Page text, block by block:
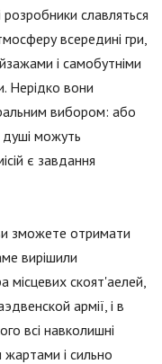
розробники славляться
всередині гри,
і самобутніми
Нерідко вони
вибором: або
душі можуть
є завдання
зможете отримати
вирішили
місцевих скоят'аелей,
армії, і в
всі навколишні
і сильно